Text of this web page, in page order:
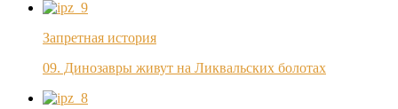
Запретная история
09. Динозавры живут на Ликвальских болотах